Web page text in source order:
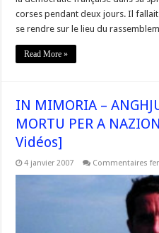
corses pendant deux jours. Il
se rendre sur le lieu du
Read More »
IN MIMORIA –
MORTU PER A
Vidéos]
4 janvier 2007 Commentaires